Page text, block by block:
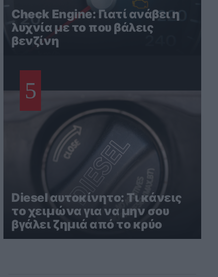
Check Engine: Γιατί ανάβει η
λυχνία με το που βάλεις
βενζίνη
5
Diesel αυτοκίνητο: Τι κάνεις
το χειμώνα για να μην σου
βγάλει ζημιά από το κρύο